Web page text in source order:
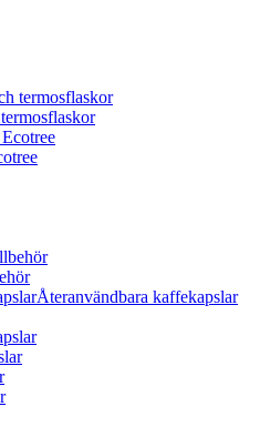
Återanvändbara kaffekapslar